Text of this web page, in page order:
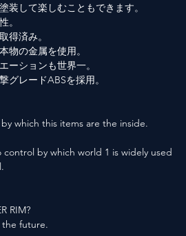
装して楽しむこともできます。
。
得済み。
物の金属を使用。
ーションも世界一。
グレードABSを採用。
which this items are the inside.
control by which world 1 is widely used
RIM?
future.